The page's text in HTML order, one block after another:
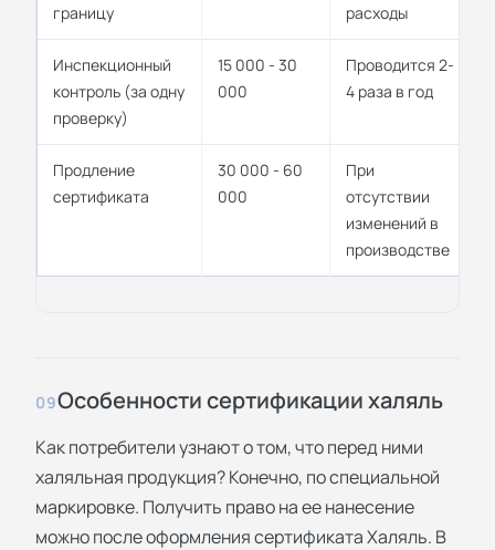
границу
расходы
Инспекционный
контроль (за одну
проверку)
15 000 - 30
000
Проводится 2-
4 раза в год
Продление
сертификата
30 000 - 60
000
При
отсутствии
изменений в
производстве
09Особенности сертификации халяль
Как потребители узнают о том, что перед ними
халяльная продукция? Конечно, по специальной
маркировке. Получить право на ее нанесение
можно после оформления сертификата Халяль. В